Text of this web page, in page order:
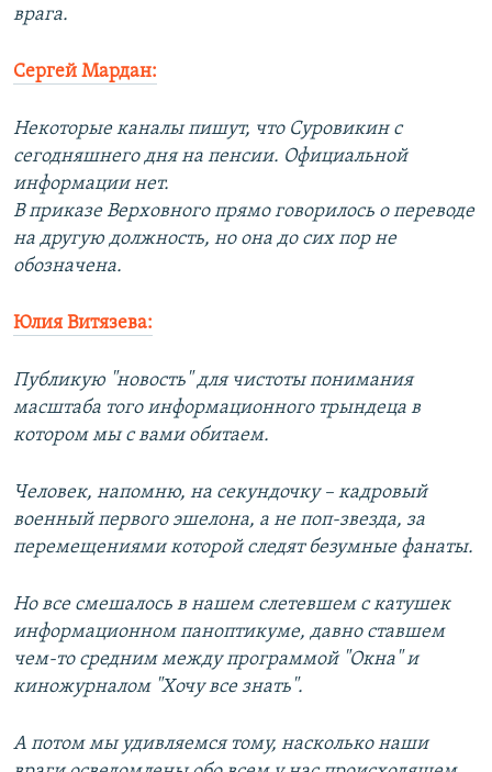
врага.
Сергей Мардан:
Некоторые каналы пишут, что Суровикин с
сегодняшнего дня на пенсии. Официальной
информации нет.
В приказе Верховного прямо говорилось о переводе
на другую должность, но она до сих пор не
обозначена.
Юлия Витязева:
Публикую "новость" для чистоты понимания
масштаба того информационного трындеца в
котором мы с вами обитаем.
Человек, напомню, на секундочку – кадровый
военный первого эшелона, а не поп-звезда, за
перемещениями которой следят безумные фанаты.
Но все смешалось в нашем слетевшем с катушек
информационном паноптикуме, давно ставшем
чем-то средним между программой "Окна" и
киножурналом "Хочу все знать".
А потом мы удивляемся тому, насколько наши